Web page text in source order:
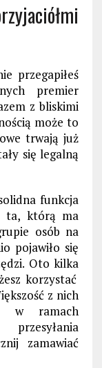
przegapiłeś
premier
z bliskimi
może to
trwają już
się legalną
funkcja
ta, którą ma
osób na
pojawiło się
Otokilka
korzystać
z nich
w ramach
zamawiać